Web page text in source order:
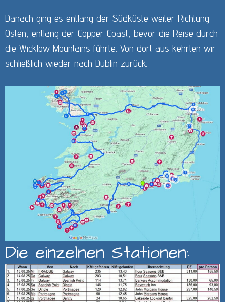
Danach ging es entlang der Südküste weiter Richtung
Osten, entlang der Copper Coast, bevor die Reise durch
die Wicklow Mountains führte. Von dort aus kehrten wir
schließlich wieder nach Dublin zurück.
Die einzelnen Stationen: